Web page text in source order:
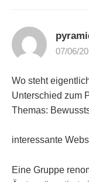
07/06/
Wo steht
Unterschied zum
Themas:
interessante
Eine Gruppe